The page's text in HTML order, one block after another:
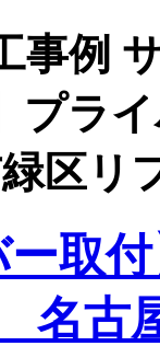
事例
プラ
区リ
ー取
名古